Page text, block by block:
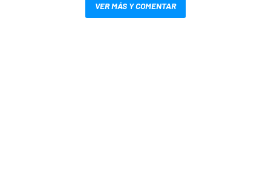
VER MÁS Y COMENTAR